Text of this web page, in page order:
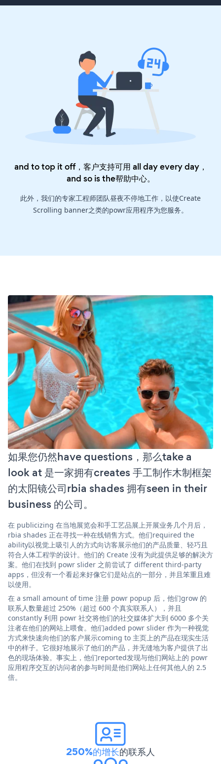
and to top it off，客户支持可用 all day every day，
and so is the帮助中心。
此外，我们的专家工程师团队昼夜不停地工作，以使Create
Scrolling banner之类的powr应用程序为您服务。
如果您仍然have questions，那么take a
look at 是一家拥有creates 手工制作木制框架
的太阳镜公司rbia shades 拥有seen in their
business 的公司。
在 publicizing 在当地展览会和手工艺品展上开展业务几个月后，
rbia shades 正在寻找一种在线销售方式。他们required the
ability以视觉上吸引人的方式向访客展示他们的产品质量、轻巧且
符合人体工程学的设计。他们的 Create 没有为此提供足够的解决方
案。他们在找到 powr slider 之前尝试了 different third-party
apps，但没有一个看起来好像它们是站点的一部分，并且笨重且难
以使用。
在 a small amount of time 注册 powr popup 后，他们grow 的
联系人数量超过 250%（超过 600 个真实联系人），并且
constantly 利用 powr 社交将他们的社交媒体扩大到 6000 多个关
注者在他们的网站上喂食。他们added powr slider 作为一种视觉
方式来快速向他们的客户展示coming to 主页上的产品在现实生活
中的样子。它很好地展示了他们的产品，并无缝地为客户提供了出
色的现场体验。事实上，他们reported发现与他们网站上的 powr
应用程序交互的访问者的参与时间是他们网站上任何其他人的 2.5
倍。
250%的增长的联系人